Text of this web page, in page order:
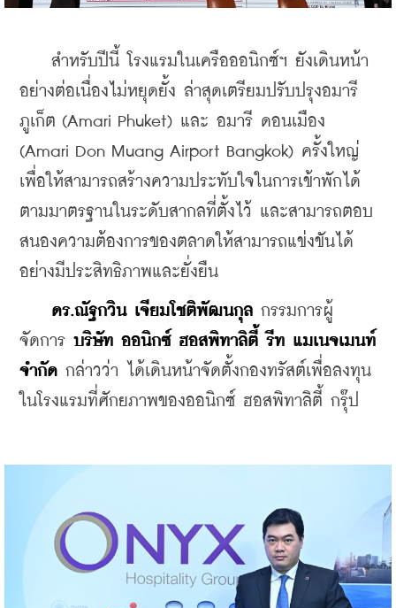
สำหรับปีนี้ โรงแรมในเครือออนิกซ์ฯ ยังเดินหน้า
อย่างต่อเนื่องไม่หยุดยั้ง ล่าสุดเตรียมปรับปรุงอมารี
ภูเก็ต (Amari Phuket) และ อมารี ดอนเมือง
(Amari Don Muang Airport Bangkok) ครั้งใหญ่
เพื่อให้สามารถสร้างความประทับใจในการเข้าพักได้
ตามมาตรฐานในระดับสากลที่ตั้งไว้ และสามารถตอบ
สนองความต้องการของตลาดให้สามารถแข่งขันได้
อย่างมีประสิทธิภาพและยั่งยืน
ดร.ณัฐกวิน เจียมโชติพัฒนกุล กรรมการผู้
จัดการ บริษัท ออนิกซ์ ฮอสพิทาลิตี้ รีท แมเนจเมนท์
จำกัด กล่าวว่า ได้เดินหน้าจัดตั้งกองทรัสต์เพื่อลงทุน
ในโรงแรมที่ศักยภาพของออนิกซ์ ฮอสพิทาลิตี้ กรุ๊ป